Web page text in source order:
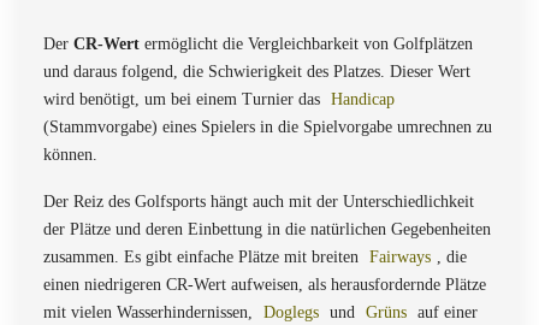
Der CR-Wert ermöglicht die Vergleichbarkeit von Golfplätzen
und daraus folgend, die Schwierigkeit des Platzes. Dieser Wert
wird benötigt, um bei einem Turnier das Handicap
(Stammvorgabe) eines Spielers in die Spielvorgabe umrechnen zu
können.
Der Reiz des Golfsports hängt auch mit der Unterschiedlichkeit
der Plätze und deren Einbettung in die natürlichen Gegebenheiten
zusammen. Es gibt einfache Plätze mit breiten Fairways , die
einen niedrigeren CR-Wert aufweisen, als herausfordernde Plätze
mit vielen Wasserhindernissen,
Doglegs und Grüns auf einer